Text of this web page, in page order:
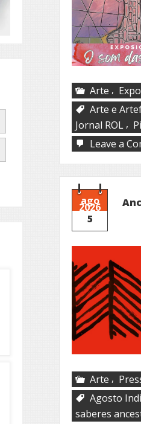
Arte ,
Arte e
Jornal ROL ,
Leave a
ago
2026
5
Arte ,
Agosto
saberes